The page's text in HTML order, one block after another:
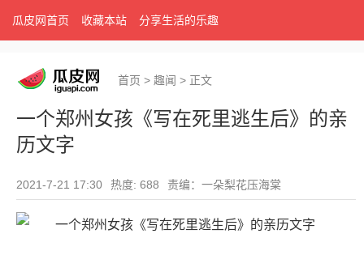
瓜皮网首页 收藏本站 分享生活的乐趣
首页 > 趣闻 > 正文
一个郑州女孩《写在死里逃生后》的亲
历文字
2021-7-21 17:30 热度: 688 责编：一朵梨花压海棠